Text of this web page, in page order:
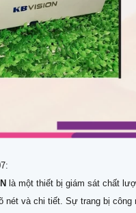
là một thiết bị giám sát chất
nét và chi tiết. Sự trang bị